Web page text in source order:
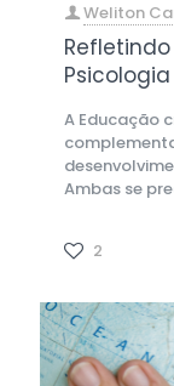
Weliton
Psicologia
A Educação
Ambas se
2